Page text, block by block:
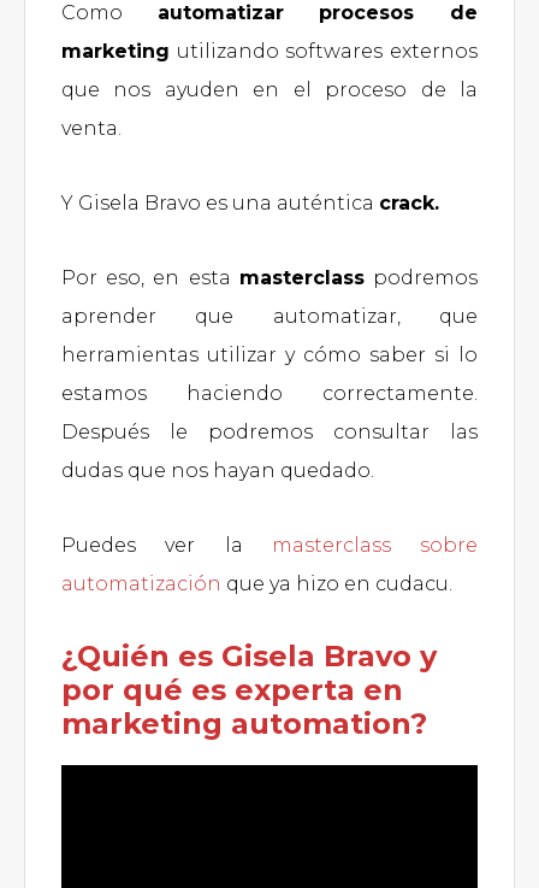
Como automatizar procesos de
marketing utilizando softwares externos
que nos ayuden en el proceso de la
venta.
Y Gisela Bravo es una auténtica crack.
Por eso, en esta masterclasspodremos
aprender que automatizar, que
herramientas utilizar y cómo saber si lo
estamos haciendo correctamente.
Después le podremos consultar las
dudas que nos hayan quedado.
Puedes ver la
masterclass sobre
automatización que ya hizo en cudacu.
¿Quién es Gisela Bravo y
por qué es experta en
marketing automation?